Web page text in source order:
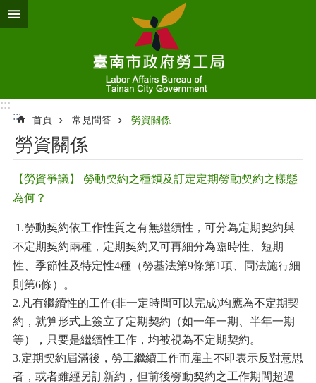
跳到主要內容區塊
:::
:::
首頁 常見問答 勞資關係
勞資關係
【勞資爭議】 勞動契約之種類及訂定定期勞動契約之樣態
為何？
1.勞動契約依工作性質之有無繼續性，可分為定期契約與
不定期契約兩種，定期契約又可再細分為臨時性、短期
性、季節性及特定性4種（勞基法第9條第1項、同法施行細
則第6條）。
2. 凡有繼續性的工作(非一定時間可以完成)均應為不定期契
約，就算形式上簽立了定期契約（如一年一期、半年一期
等），只要是繼續性工作，均被視為不定期契約。
3.定期契約屆滿後，勞工繼續工作而雇主不即表示反對意思
者，或者雖經另訂新約，但前後勞動契約之工作期間超過